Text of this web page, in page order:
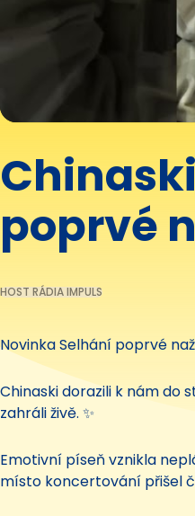
poprvé
HOST RÁDIA IMPULS
Novinka Selhání poprvé
Chinaski dorazili k nám do
zahráli živě. ✨
Emotivní píseň vznikla
místo koncertování přišel